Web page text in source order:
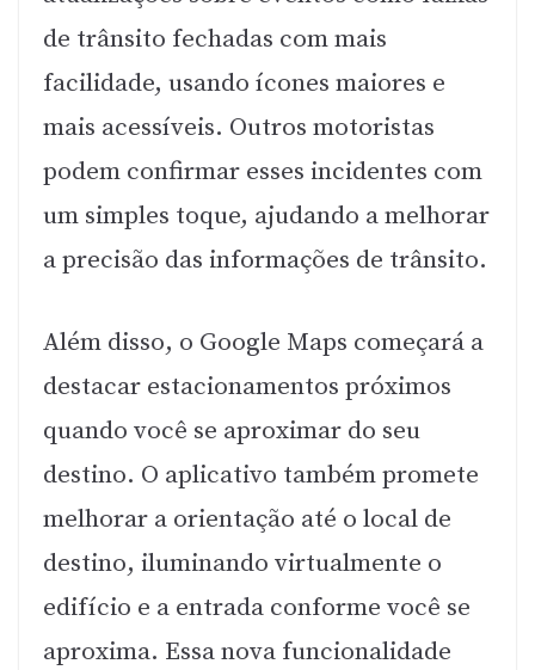
de trânsito fechadas com mais
facilidade, usando ícones maiores e
mais acessíveis. Outros motoristas
podem confirmar esses incidentes com
um simples toque, ajudando a melhorar
a precisão das informações de trânsito.
Além disso, o Google Maps começará a
destacar estacionamentos próximos
quando você se aproximar do seu
destino. O aplicativo também promete
melhorar a orientação até o local de
destino, iluminando virtualmente o
edifício e a entrada conforme você se
aproxima. Essa nova funcionalidade